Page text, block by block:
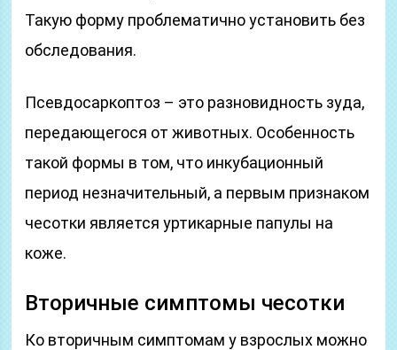
Такую форму проблематично установить без
обследования.
Псевдосаркоптоз – это разновидность зуда,
передающегося от животных. Особенность
такой формы в том, что инкубационный
период незначительный, а первым признаком
чесотки является уртикарные папулы на
коже.
Вторичные симптомы чесотки
Ко вторичным симптомам у взрослых можно